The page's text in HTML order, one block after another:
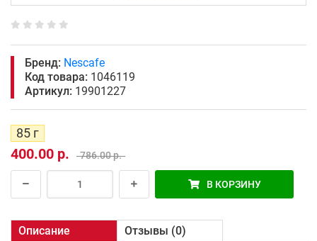
Бренд: Nescafe
Код товара: 1046119
Артикул: 19901227
85 г
400.00 р. 786.00 р.
В КОРЗИНУ
Описание Отзывы (0)